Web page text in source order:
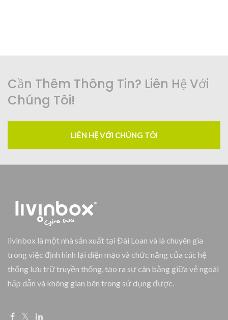
Cần Thêm Thông Tin? Liên Hệ Với
Chúng Tôi!
LIÊN HỆ VỚI CHÚNG TÔI
livinbox là một nhà sản xuất tại Đài Loan và là chuyên gia
trong việc định hình lại diện mạo và chức năng của các hệ
thống lưu trữ truyền thống, tạo ra sự cân bằng giữa vẻ ngoài
hấp dẫn và không gian bên trong sử dụng được.